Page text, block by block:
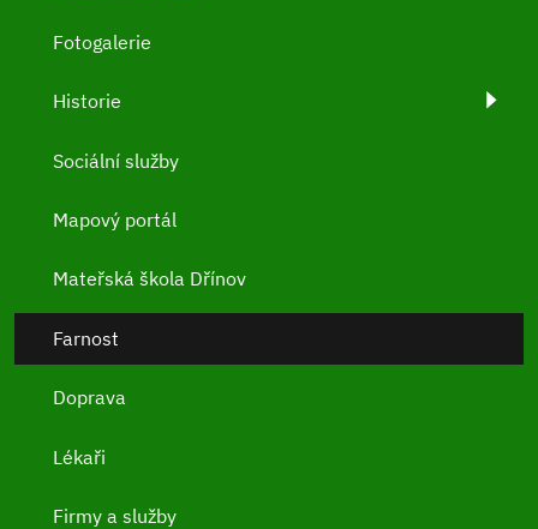
Fotogalerie
Historie
Sociální služby
Mapový portál
Mateřská škola Dřínov
Farnost
Doprava
Lékaři
Firmy a služby